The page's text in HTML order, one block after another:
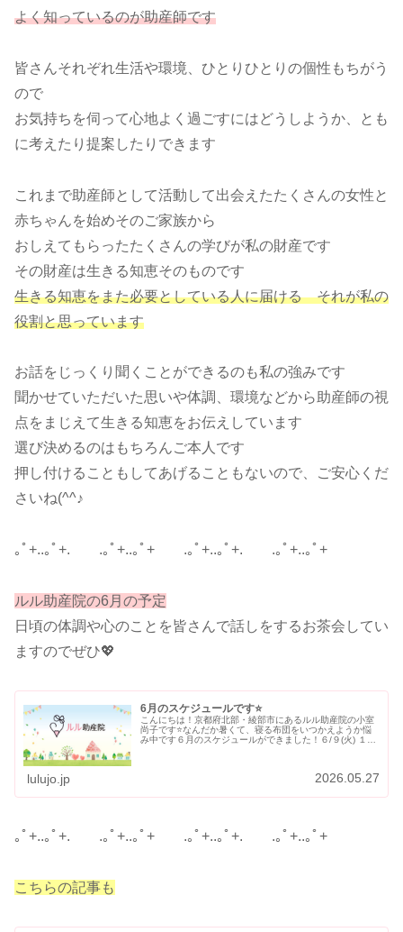
よく知っているのが助産師です
皆さんそれぞれ生活や環境、ひとりひとりの個性もちがう
ので
お気持ちを伺って心地よく過ごすにはどうしようか、とも
に考えたり提案したりできます
これまで助産師として活動して出会えたたくさんの女性と
赤ちゃんを始めそのご家族から
おしえてもらったたくさんの学びが私の財産です
その財産は生きる知恵そのものです
生きる知恵をまた必要としている人に届ける それが私の
役割と思っています
お話をじっくり聞くことができるのも私の強みです
聞かせていただいた思いや体調、環境などから助産師の視
点をまじえて生きる知恵をお伝えしています
選び決めるのはもちろんご本人です
押し付けることもしてあげることもないので、ご安心くだ
さいね(^^♪
｡ﾟ+..｡ﾟ+. .｡ﾟ+..｡ﾟ+ .｡ﾟ+..｡ﾟ+. .｡ﾟ+..｡ﾟ+
ルル助産院の6月の予定
日頃の体調や心のことを皆さんで話しをするお茶会してい
ますのでぜひ💖
6月のスケジュールです⭐
こんにちは！京都府北部・綾部市にあるルル助産院の小室
尚子です⭐なんだか暑くて、寝る布団をいつかえようか悩
み中です６月のスケジュールができました！６/９(火) １０
lulujo.jp 2026.05.27
｡ﾟ+..｡ﾟ+. .｡ﾟ+..｡ﾟ+ .｡ﾟ+..｡ﾟ+. .｡ﾟ+..｡ﾟ+
こちらの記事も